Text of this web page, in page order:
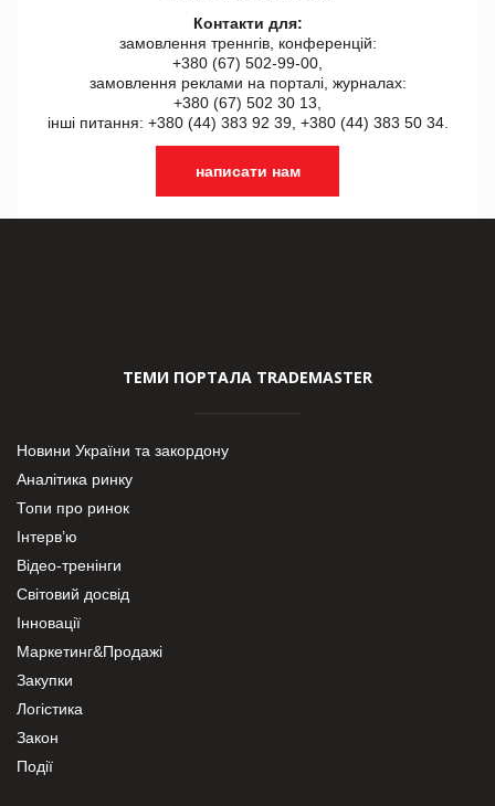
Контакти для:
замовлення треннгів, конференцій:
+380 (67) 502-99-00,
замовлення реклами на порталі, журналах:
+380 (67) 502 30 13,
інші питання: +380 (44) 383 92 39, +380 (44) 383 50 34.
написати нам
ТЕМИ ПОРТАЛА TRADEMASTER
Новини України та закордону
Аналітика ринку
Топи про ринок
Інтерв’ю
Відео-тренінги
Світовий досвід
Інновації
Маркетинг&Продажі
Закупки
Логістика
Закон
Події